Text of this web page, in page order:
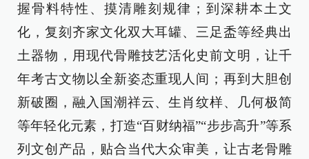
握骨料特性、摸清雕刻规律；到深耕本土文
化，复刻齐家文化双大耳罐、三足盉等经典出
土器物，用现代骨雕技艺活化史前文明，让千
年考古文物以全新姿态重现人间；再到大胆创
新破圈，融入国潮祥云、生肖纹样、几何极简
等年轻化元素，打造“百财纳福”“步步高升”等系
列文创产品，贴合当代大众审美，让古老骨雕